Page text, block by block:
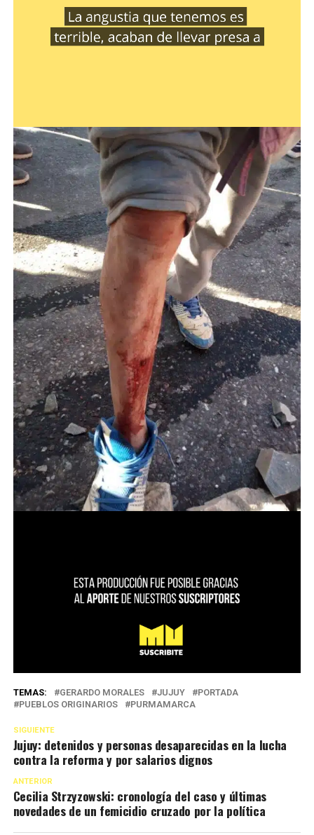
TEMAS: GERARDO MORALES JUJUY
PORTADA
PUEBLOS ORIGINARIOS
PURMAMARCA
SIGUIENTE
Jujuy: detenidos y personas desaparecidas en la lucha
contra la reforma y por salarios dignos
ANTERIOR
Cecilia Strzyzowski: cronología del caso y últimas
novedades de un femicidio cruzado por la política